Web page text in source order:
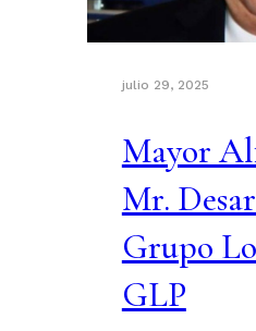
julio 29, 2025
Mayor
Mr.
Grupo
GLP